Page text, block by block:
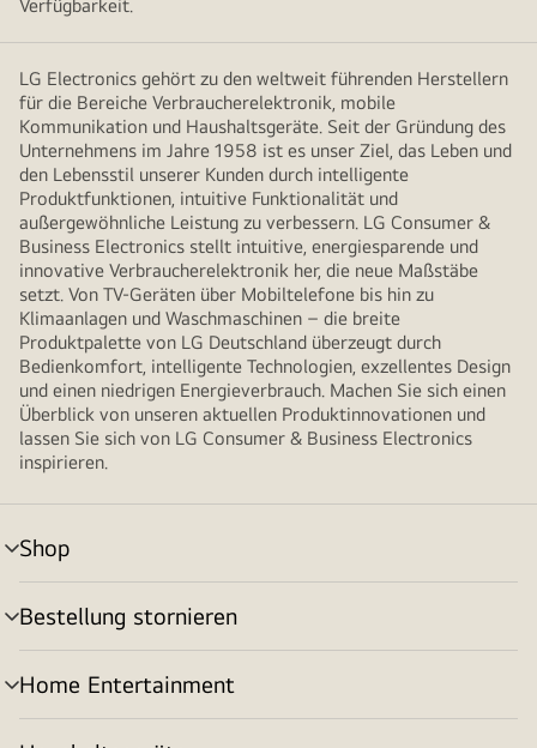
Verfügbarkeit.
LG Electronics gehört zu den weltweit führenden Herstellern
für die Bereiche Verbraucherelektronik, mobile
Kommunikation und Haushaltsgeräte. Seit der Gründung des
Unternehmens im Jahre 1958 ist es unser Ziel, das Leben und
den Lebensstil unserer Kunden durch intelligente
Produktfunktionen, intuitive Funktionalität und
außergewöhnliche Leistung zu verbessern. LG Consumer &
Business Electronics stellt intuitive, energiesparende und
innovative Verbraucherelektronik her, die neue Maßstäbe
setzt. Von TV-Geräten über Mobiltelefone bis hin zu
Klimaanlagen und Waschmaschinen – die breite
Produktpalette von LG Deutschland überzeugt durch
Bedienkomfort, intelligente Technologien, exzellentes Design
und einen niedrigen Energieverbrauch. Machen Sie sich einen
Überblick von unseren aktuellen Produktinnovationen und
lassen Sie sich von LG Consumer & Business Electronics
inspirieren.
Shop
Menü
umschalten
Bestellung stornieren
Menü
umschalten
Home Entertainment
Menü
umschalten